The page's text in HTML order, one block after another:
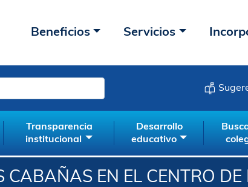
Beneficios Servicios
Transparencia
institucional
Desarrollo
educativo
CABAÑAS EN EL CENTRO DE